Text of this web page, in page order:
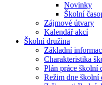
Novinky
Školní
Zájmové útvary
Kalendář akcí
Školní družina
Základní
Charakteristika
Plán práce školní
Režim dne školní